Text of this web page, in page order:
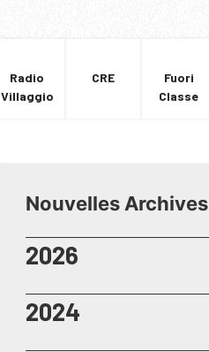
Radio
Villaggio
CRE
Fuori
Classe
Nouvelles Archives
2026
2024